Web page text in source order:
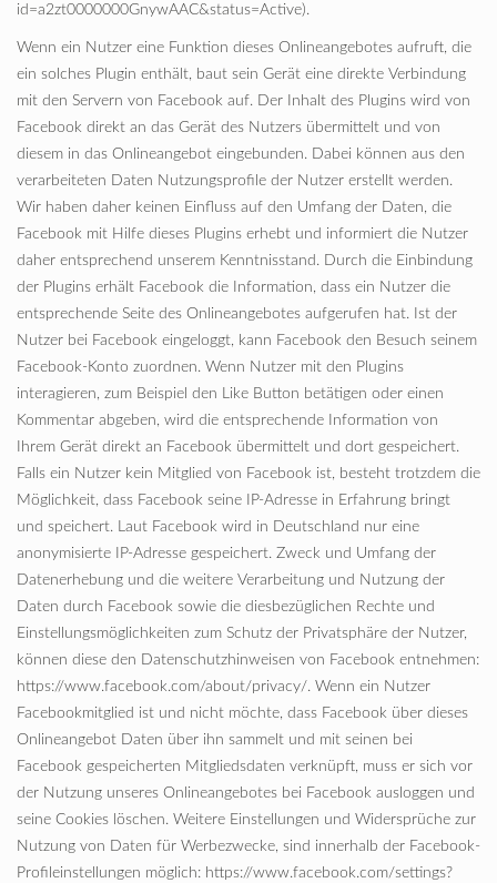
id=a2zt0000000GnywAAC&status=Active).
Wenn ein Nutzer eine Funktion dieses Onlineangebotes aufruft, die
ein solches Plugin enthält, baut sein Gerät eine direkte Verbindung
mit den Servern von Facebook auf. Der Inhalt des Plugins wird von
Facebook direkt an das Gerät des Nutzers übermittelt und von
diesem in das Onlineangebot eingebunden. Dabei können aus den
verarbeiteten Daten Nutzungsprofile der Nutzer erstellt werden.
Wir haben daher keinen Einfluss auf den Umfang der Daten, die
Facebook mit Hilfe dieses Plugins erhebt und informiert die Nutzer
daher entsprechend unserem Kenntnisstand. Durch die Einbindung
der Plugins erhält Facebook die Information, dass ein Nutzer die
entsprechende Seite des Onlineangebotes aufgerufen hat. Ist der
Nutzer bei Facebook eingeloggt, kann Facebook den Besuch seinem
Facebook-Konto zuordnen. Wenn Nutzer mit den Plugins
interagieren, zum Beispiel den Like Button betätigen oder einen
Kommentar abgeben, wird die entsprechende Information von
Ihrem Gerät direkt an Facebook übermittelt und dort gespeichert.
Falls ein Nutzer kein Mitglied von Facebook ist, besteht trotzdem die
Möglichkeit, dass Facebook seine IP-Adresse in Erfahrung bringt
und speichert. Laut Facebook wird in Deutschland nur eine
anonymisierte IP-Adresse gespeichert. Zweck und Umfang der
Datenerhebung und die weitere Verarbeitung und Nutzung der
Daten durch Facebook sowie die diesbezüglichen Rechte und
Einstellungsmöglichkeiten zum Schutz der Privatsphäre der Nutzer,
können diese den Datenschutzhinweisen von Facebook entnehmen:
https://www.facebook.com/about/privacy/. Wenn ein Nutzer
Facebookmitglied ist und nicht möchte, dass Facebook über dieses
Onlineangebot Daten über ihn sammelt und mit seinen bei
Facebook gespeicherten Mitgliedsdaten verknüpft, muss er sich vor
der Nutzung unseres Onlineangebotes bei Facebook ausloggen und
seine Cookies löschen. Weitere Einstellungen und Widersprüche zur
Nutzung von Daten für Werbezwecke, sind innerhalb der Facebook-
Profileinstellungen möglich: https://www.facebook.com/settings?